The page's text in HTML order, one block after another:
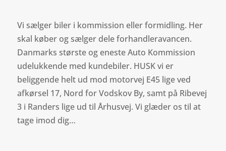
Vi sælger biler i kommission eller formidling. Her
skal køber og sælger dele forhandleravancen.
Danmarks største og eneste Auto Kommission
udelukkende med kundebiler. HUSK vi er
beliggende helt ud mod motorvej E45 lige ved
afkørsel 17, Nord for Vodskov By, samt på Ribevej
3 i Randers lige ud til Århusvej. Vi glæder os til at
tage imod dig…